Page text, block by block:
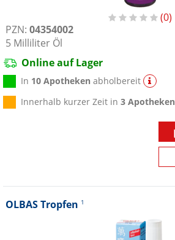
0
PZN: 04354002
5 Milliliter Öl
Online auf Lager
In 10 Apotheken abholbereit
Innerhalb kurzer Zeit in3 Apotheken
OLBAS Tropfen 1